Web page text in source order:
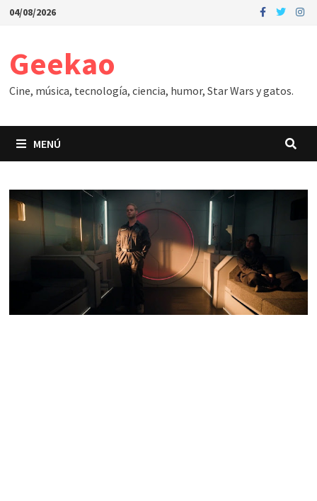
Saltar
04/08/2026
Geekao
Cine, música, tecnología, ciencia, humor, Star Wars y gatos.
MENÚ